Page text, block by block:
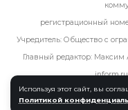
Используя этот сайт, вы
Политикой
регистрационный
Учредитель: Общество с
Главный редактор: Максим
inform.ru
©